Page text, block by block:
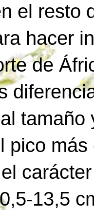
el resto
hacer
de
pico
13,5